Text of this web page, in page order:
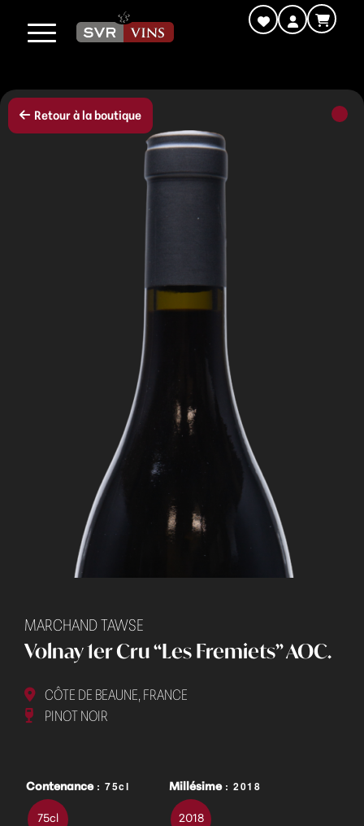
Retour à la boutique
MARCHAND TAWSE
Volnay 1er Cru “Les Fremiets” AOC.
CÔTE DE BEAUNE, FRANCE
PINOT NOIR
Contenance : 75cl
75cl
Millésime : 2018
2018